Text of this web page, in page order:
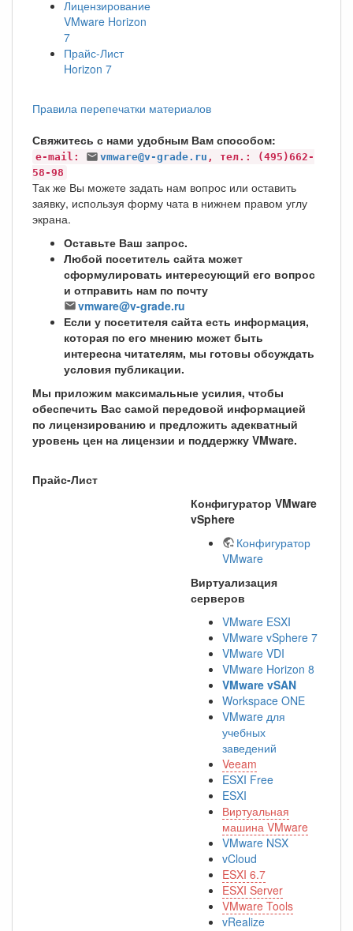
Лицензирование
VMware Horizon
7
Прайс-Лист
Horizon 7
Правила перепечатки материалов
Свяжитесь с нами удобным Вам способом:
e-mail: vmware@v-grade.ru , тел.: (495)662-
58-98
Так же Вы можете задать нам вопрос или оставить
заявку, используя форму чата в нижнем правом углу
экрана.
Оставьте Ваш запрос.
Любой посетитель сайта может
сформулировать интересующий его вопрос
и отправить нам по почту
vmware@v-grade.ru
Если у посетителя сайта есть информация,
которая по его мнению может быть
интересна читателям, мы готовы обсуждать
условия публикации.
Мы приложим максимальные усилия, чтобы
обеспечить Вас самой передовой информацией
по лицензированию и предложить адекватный
уровень цен на лицензии и поддержку VMware.
Конфигуратор VMware
vSphere
Конфигуратор
VMware
Виртуализация
серверов
VMware ESXI
VMware vSphere 7
VMware VDI
VMware Horizon 8
VMware vSAN
Workspace ONE
VMware для
учебных
заведений
Veeam
ESXI Free
ESXI
Виртуальная
машина VMware
VMware NSX
vCloud
ESXI 6.7
ESXI Server
VMware Tools
vRealize
Прайс-Лист